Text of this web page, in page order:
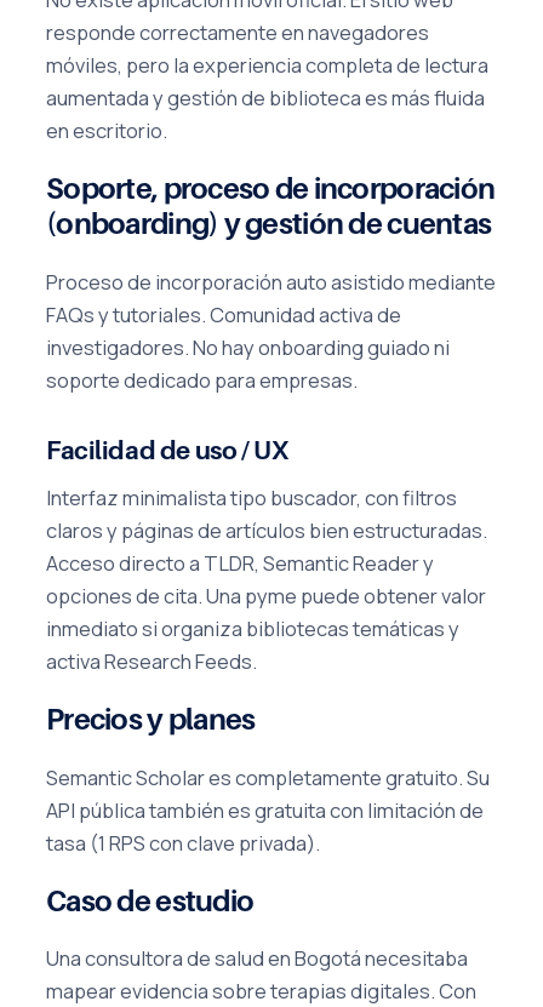
responde correctamente en navegadores
móviles, pero la experiencia completa de lectura
aumentada y gestión de biblioteca es más fluida
en escritorio.
Soporte, proceso de incorporación
(onboarding) y gestión de cuentas
Proceso de incorporación auto asistido mediante
FAQs y tutoriales. Comunidad activa de
investigadores. No hay onboarding guiado ni
soporte dedicado para empresas.
Facilidad de uso / UX
Interfaz minimalista tipo buscador, con filtros
claros y páginas de artículos bien estructuradas.
Acceso directo a TLDR, Semantic Reader y
opciones de cita. Una pyme puede obtener valor
inmediato si organiza bibliotecas temáticas y
activa Research Feeds.
Precios y planes
Semantic Scholar es completamente gratuito. Su
API pública también es gratuita con limitación de
tasa (1 RPS con clave privada).
Caso de estudio
Una consultora de salud en Bogotá necesitaba
mapear evidencia sobre terapias digitales. Con